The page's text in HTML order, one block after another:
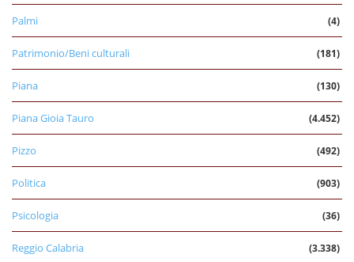
Palmi (4)
Patrimonio/Beni culturali (181)
Piana (130)
Piana Gioia Tauro (4.452)
Pizzo (492)
Politica (903)
Psicologia (36)
Reggio Calabria (3.338)